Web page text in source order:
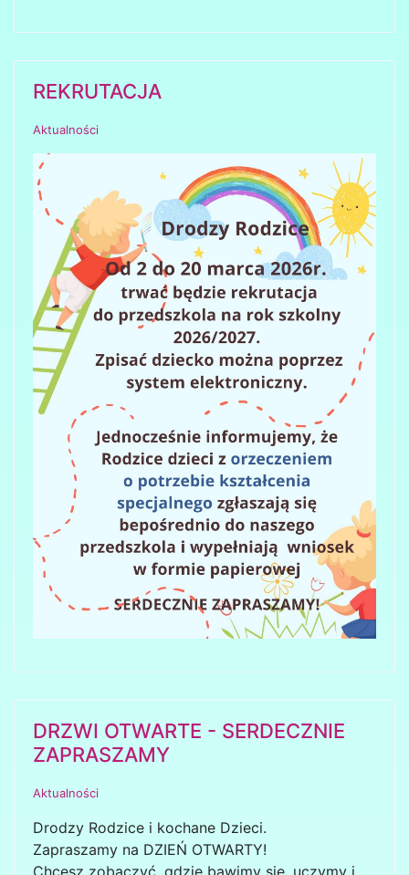
REKRUTACJA
Aktualności
DRZWI OTWARTE - SERDECZNIE
ZAPRASZAMY
Aktualności
Drodzy Rodzice i kochane Dzieci.
Zapraszamy na DZIEŃ OTWARTY!
Chcesz zobaczyć, gdzie bawimy się, uczymy i